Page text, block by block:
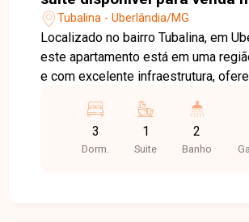
Tubalina em Uberlândia-MG
Tubalina - Uberlândia/MG
Localizado no bairro Tubalina, em
este apartamento está em uma
e com excelente infraestrutura,
estar próximo a supermercados,
farmácias, restaurantes e diversos
bairro proporciona praticidade e
3
Dorm.
1
Suite
2
Banho